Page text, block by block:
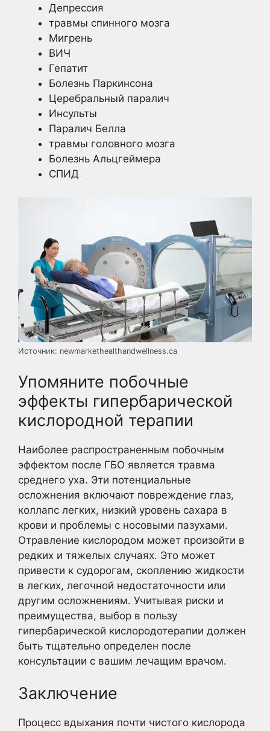
Депрессия
травмы спинного мозга
Мигрень
ВИЧ
Гепатит
Болезнь Паркинсона
Церебральный паралич
Инсульты
Паралич Белла
травмы головного мозга
Болезнь Альцгеймера
СПИД
Источник: newmarkethealthandwellness.ca
Упомяните побочные
эффекты гипербарической
кислородной терапии
Наиболее распространенным побочным
эффектом после ГБО является травма
среднего уха. Эти потенциальные
осложнения включают повреждение глаз,
коллапс легких, низкий уровень сахара в
крови и проблемы с носовыми пазухами.
Отравление кислородом может произойти в
редких и тяжелых случаях. Это может
привести к судорогам, скоплению жидкости
в легких, легочной недостаточности или
другим осложнениям. Учитывая риски и
преимущества, выбор в пользу
гипербарической кислородотерапии должен
быть тщательно определен после
консультации с вашим лечащим врачом.
Заключение
Процесс вдыхания почти чистого кислорода